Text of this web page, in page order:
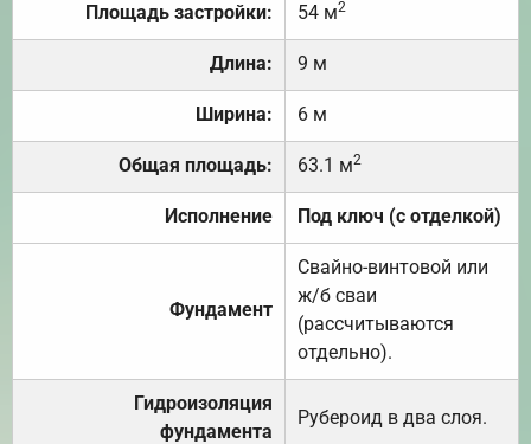
Площадь застройки: 54 м2
Длина: 9 м
Ширина: 6 м
Общая площадь: 63.1 м2
Исполнение Под ключ (с отделкой)
Фундамент
Свайно-винтовой или
ж/б сваи
(рассчитываются
отдельно).
Гидроизоляция
фундамента
Рубероид в два слоя.